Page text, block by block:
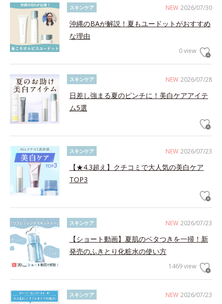
NEW 2026/07/30
スキンケア
沖縄のBAが解説！夏もユードットがおすすめ
な理由
0 view
NEW 2026/07/28
スキンケア
日差し強まる夏のピンチに！美白ケアアイテ
ム5選
NEW 2026/07/23
スキンケア
【★4.3超え】クチコミで大人気の美白ケア
TOP3
NEW 2026/07/23
スキンケア
【ショート動画】夏肌のベタつきを一掃！新
発売のふきとり化粧水の使い方
1469 view
NEW 2026/07/23
スキンケア